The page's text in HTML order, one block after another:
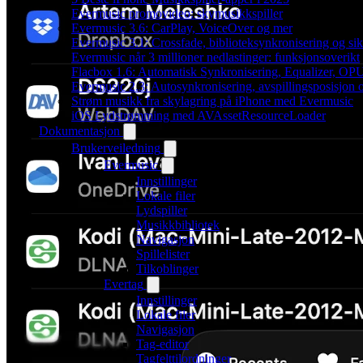
Evermusic promovideo: skymusikkspiller
Evermusic 3.6: CarPlay, VoiceOver og mer
Evermusic 3.1: Crossfade, biblioteksynkronisering og
Evermusic når 3 millioner nedlastinger: funksjonsoverikt
Flacbox 1.6: Automatisk Synkronisering, Equalizer,
Evermusic 2.3: Autosynkronisering, avspillingsposisjon
Strøm musikk fra skylagring på iPhone med Evermusic
iOS Lydstrømming med AVAssetResourceLoader
Dokumentasjon
Brukerveiledning
Evermusic
Innstillinger
Lokale filer
Lydspiller
Musikkbibliotek
Navigasjon
Spillelister
Tilkoblinger
Evertag
Innstillinger
Lokale filer
Navigasjon
Tag-editor
Tagfelttilordninger